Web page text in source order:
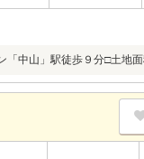
中山」駅徒歩９分□土地